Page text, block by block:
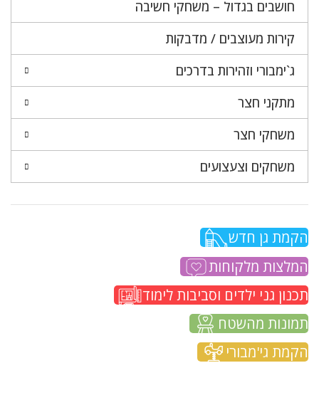
חושבים בגדול – משחקי חשיבה
קירות מעוצבים / מדבקות
ג`ימבורי וזהירות בדרכים
מתקני חצר
משחקי חצר
משחקים וצעצועים
הקמת גן חדש
המלצות מלקוחות
תכנון גני ילדים וסביבות לימוד
תמונות מהשטח
הקמת גי'מבורי